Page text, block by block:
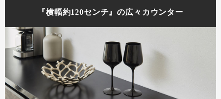
『横幅約120センチ』の広々カウンター